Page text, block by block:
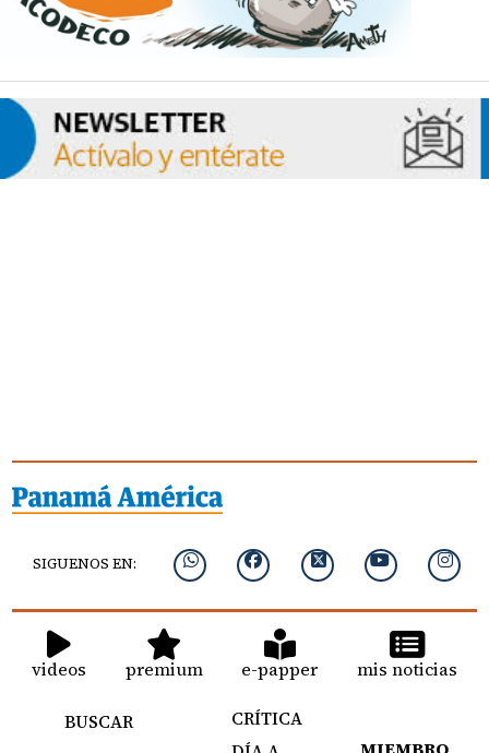
SIGUENOS EN:
videos premium e-papper mis noticias
BUSCAR
CRÍTICA